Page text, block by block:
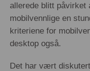
allerede blitt påvirket
mobilvennlige en
kriteriene for
desktop også.
Det har vært